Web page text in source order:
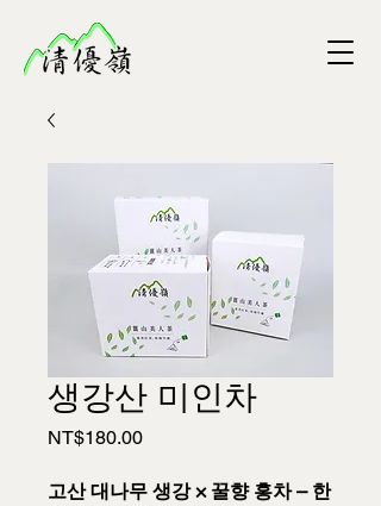
생강산 미인차
NT$180.00가
고산 대나무 생강 × 꿀향 홍차 – 한